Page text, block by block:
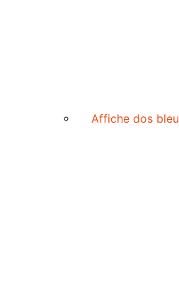
Affiche dos bleu